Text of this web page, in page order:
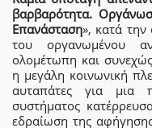
βαρβαρότητα.
Επανάσταση», κατά την
του οργανωμένου
ολομέτωπη και
η μεγάλη κοινωνική
αυταπάτες για μια
συστήματος
εδραίωση της